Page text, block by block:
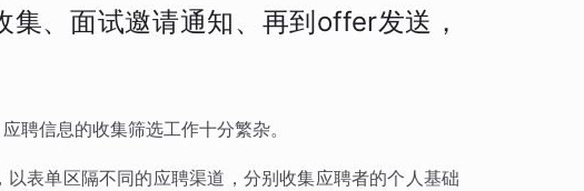
、面试邀请通知、再到offer发送，
聘信息的收集筛选工作十分繁杂。
表单区隔不同的应聘渠道，分别收集应聘者的个人基础